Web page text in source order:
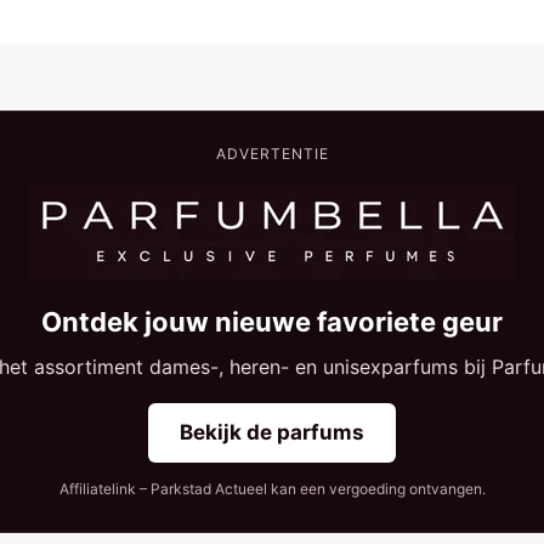
ADVERTENTIE
Ontdek jouw nieuwe favoriete geur
assortiment dames-, heren- en unisexparfums bij
Bekijk de parfums
Affiliatelink – Parkstad Actueel kan een vergoeding ontvangen.